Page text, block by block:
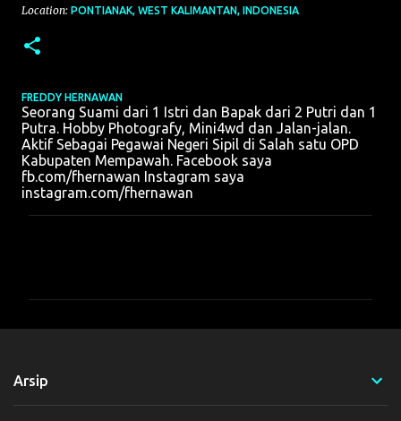
Location: PONTIANAK, WEST KALIMANTAN, INDONESIA
FREDDY HERNAWAN
Seorang Suami dari 1 Istri dan Bapak dari 2 Putri dan 1
Putra. Hobby Photografy, Mini4wd dan Jalan-jalan.
Aktif Sebagai Pegawai Negeri Sipil di Salah satu OPD
Kabupaten Mempawah. Facebook saya
fb.com/fhernawan Instagram saya
instagram.com/fhernawan
Arsip